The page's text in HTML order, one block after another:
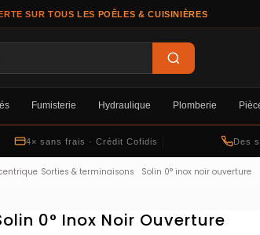
SUR TOUS LES POÊLES & CUISINIÈRES
Fumisterie Hydraulique Plomberie
4× sans frais · Crédit Cofidis Des
Sorties & terminaisons Solin 0° inox noir ouverture
0° Inox Noir Ouverture